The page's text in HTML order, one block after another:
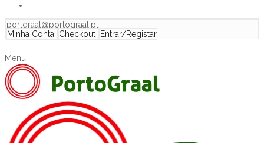
portgraal@portograal.pt
Minha Conta
Checkout Entrar/Registar
Menu